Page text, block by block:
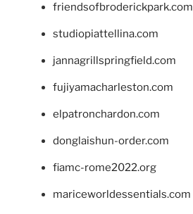
friendsofbroderickpark.com
studiopiattellina.com
jannagrillspringfield.com
fujiyamacharleston.com
elpatronchardon.com
donglaishun-order.com
fiamc-rome2022.org
mariceworldessentials.com